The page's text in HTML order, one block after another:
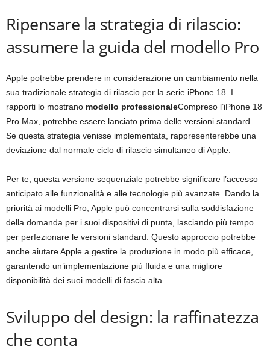
Ripensare la strategia di rilascio:
assumere la guida del modello Pro
Apple potrebbe prendere in considerazione un cambiamento nella
sua tradizionale strategia di rilascio per la serie iPhone 18. I
rapporti lo mostrano modello professionaleCompreso l’iPhone 18
Pro Max, potrebbe essere lanciato prima delle versioni standard.
Se questa strategia venisse implementata, rappresenterebbe una
deviazione dal normale ciclo di rilascio simultaneo di Apple.
Per te, questa versione sequenziale potrebbe significare l’accesso
anticipato alle funzionalità e alle tecnologie più avanzate. Dando la
priorità ai modelli Pro, Apple può concentrarsi sulla soddisfazione
della domanda per i suoi dispositivi di punta, lasciando più tempo
per perfezionare le versioni standard. Questo approccio potrebbe
anche aiutare Apple a gestire la produzione in modo più efficace,
garantendo un’implementazione più fluida e una migliore
disponibilità dei suoi modelli di fascia alta.
Sviluppo del design: la raffinatezza
che conta